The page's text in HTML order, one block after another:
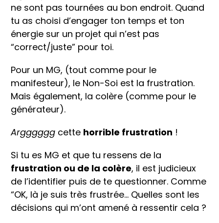
ne sont pas tournées au bon endroit. Quand
tu as choisi d’engager ton temps et ton
énergie sur un projet qui n’est pas
“correct/juste” pour toi.
Pour un MG, (tout comme pour le
manifesteur), le Non-Soi est la frustration.
Mais également, la colère (comme pour le
générateur).
Argggggg cette horrible frustration !
Si tu es MG et que tu ressens de la
frustration ou de la colère, il est judicieux
de l’identifier puis de te questionner. Comme
“OK, là je suis très frustrée… Quelles sont les
décisions qui m’ont amené à ressentir cela ?